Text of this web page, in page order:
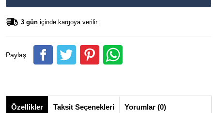
3 gün içinde kargoya verilir.
Paylaş
Özellikler Taksit Seçenekleri Yorumlar (0)